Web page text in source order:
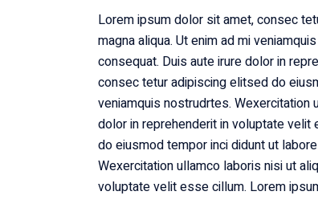
Lorem ipsum dolor sit amet, consec
magna aliqua. Ut enim ad mi
consequat. Duis aute irure dolor in
consec tetur adipiscing elitsed do
veniamquis nostrudrtes. Wexercitation
dolor in reprehenderit in voluptate
do eiusmod tempor inci didunt ut
Wexercitation ullamco laboris nisi ut
voluptate velit esse cillum. Lorem